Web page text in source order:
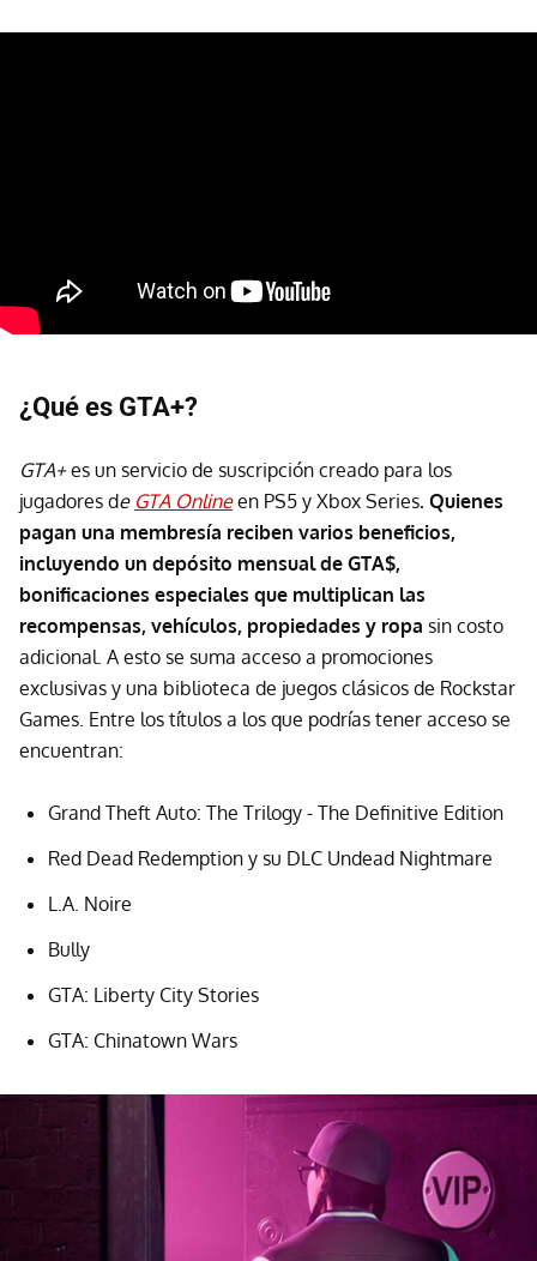
¿Qué es GTA+?
GTA+es un servicio de suscripción creado para los
jugadores de GTA Onlineen PS5 y Xbox Series. Quienes
pagan una membresía reciben varios beneficios,
incluyendo un depósito mensual de GTA$,
bonificaciones especiales que multiplican las
recompensas, vehículos, propiedades y ropa sin costo
adicional. A esto se suma acceso a promociones
exclusivas y una biblioteca de juegos clásicos de Rockstar
Games. Entre los títulos a los que podrías tener acceso se
encuentran:
Grand Theft Auto: The Trilogy - The Definitive Edition
Red Dead Redemption y su DLC Undead Nightmare
L.A. Noire
Bully
GTA: Liberty City Stories
GTA: Chinatown Wars